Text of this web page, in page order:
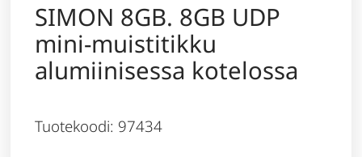
SIMON 8GB. 8GB UDP
mini-muistitikku
alumiinisessa kotelossa
Tuotekoodi: 97434